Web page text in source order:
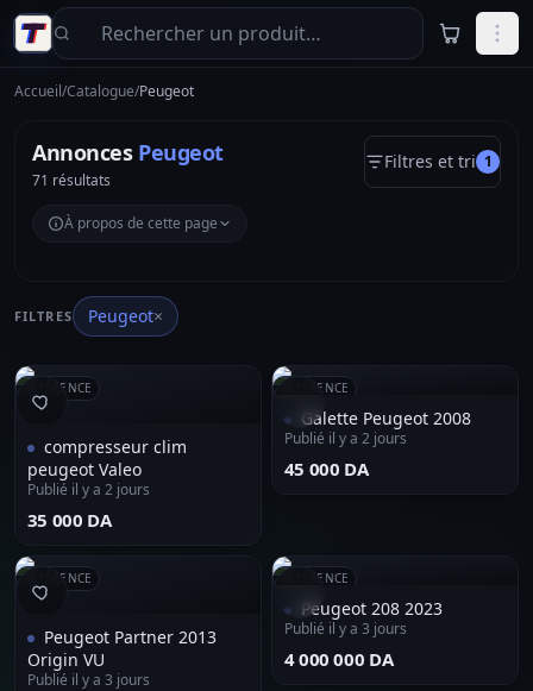
Aller au contenu principal
Accueil/Catalogue/Peugeot
Annonces Peugeot
71 résultats
Filtres et tri 1
À propos de cette page
FILTRES Peugeot×
RÉFÉRENCE
compresseur clim
peugeot Valeo
Publié il y a 2 jours
⁦35 000 DA⁩
RÉFÉRENCE
Galette Peugeot 2008
Publié il y a 2 jours
⁦45 000 DA⁩
RÉFÉRENCE
Peugeot Partner 2013
Origin VU
Publié il y a 3 jours
RÉFÉRENCE
Peugeot 208 2023
Publié il y a 3 jours
⁦4 000 000 DA⁩